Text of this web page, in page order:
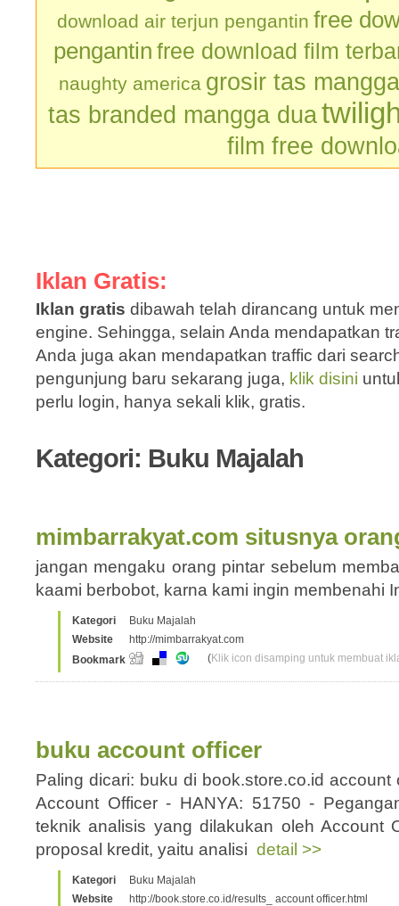
download air terjun pengantin free
pengantin free download film
naughty america grosir tas
tas branded mangga dua
film free
Iklan Gratis:
Iklan gratis dibawah telah dirancang untuk
engine. Sehingga, selain Anda mendapatkan
Anda juga akan mendapatkan traffic dari
pengunjung baru sekarang juga, klik disini
perlu login, hanya sekali klik, gratis.
Kategori: Buku Majalah
mimbarrakyat.com situsnya
jangan mengaku orang pintar sebelum
kaami berbobot, karna kami ingin membenahi
Kategori
Buku Majalah
Website
http://mimbarrakyat.com
Bookmark
(Klik icon disamping untuk membuat
buku account officer
Paling dicari: buku di book.store.co.id account
Account Officer - HANYA: 51750 -
teknik analisis yang dilakukan oleh Account
proposal kredit, yaitu analisi detail >>
Kategori
Buku Majalah
Website
http://book.store.co.id/results_ account officer.html